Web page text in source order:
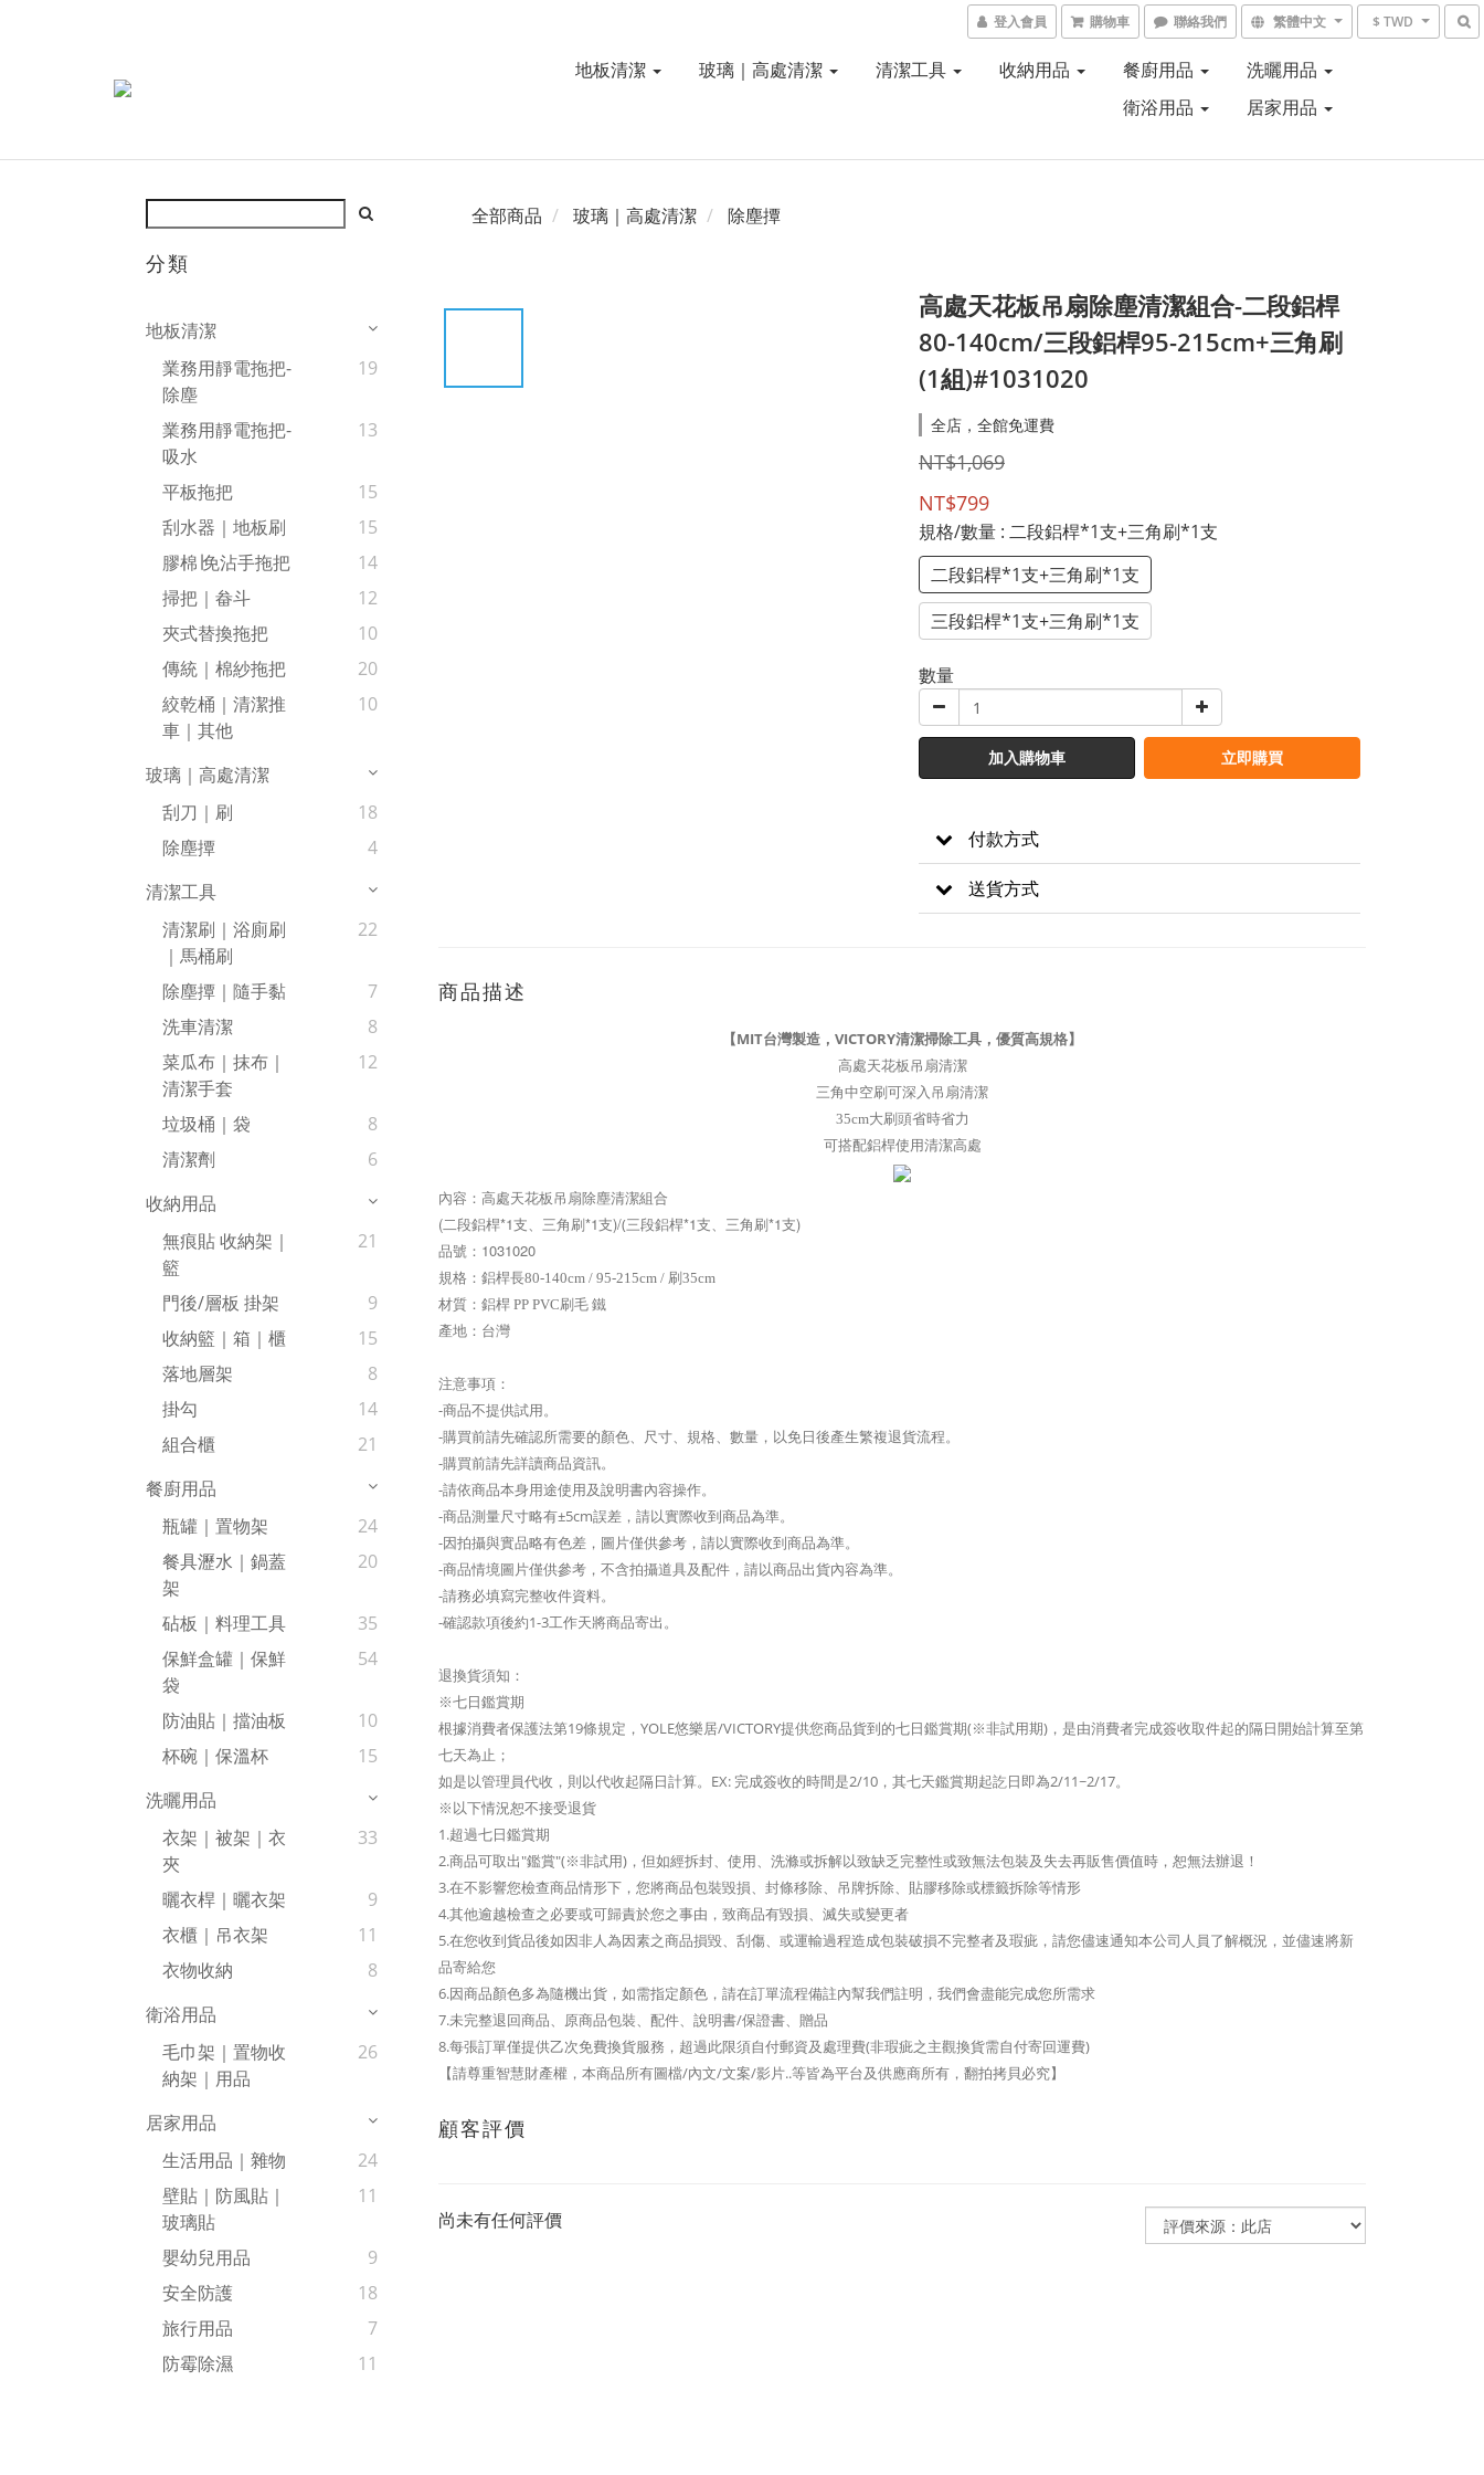
登入會員 購物車 聯絡我們 繁體中文 $ TWD
地板清潔 玻璃｜高處清潔 清潔工具 收納用品 餐廚用品
洗曬用品
衛浴用品
居家用品
分類
地板清潔
業務用靜電拖把-
除塵
19
業務用靜電拖把-
吸水
13
平板拖把
15
刮水器｜地板刷
15
膠棉∣免沾手拖把
14
掃把｜畚斗
12
夾式替換拖把
10
傳統｜棉紗拖把
20
絞乾桶｜清潔推
車｜其他
10
玻璃｜高處清潔
刮刀｜刷
18
除塵撢
4
清潔工具
清潔刷｜浴廁刷
｜馬桶刷
22
除塵撢｜隨手黏
7
洗車清潔
8
菜瓜布｜抹布｜
清潔手套
12
垃圾桶｜袋
8
清潔劑
6
收納用品
無痕貼 收納架｜
籃
21
門後/層板 掛架
9
收納籃｜箱｜櫃
15
落地層架
8
掛勾
14
組合櫃
21
餐廚用品
瓶罐｜置物架
24
餐具瀝水｜鍋蓋
架
20
砧板｜料理工具
35
保鮮盒罐｜保鮮
袋
54
防油貼｜擋油板
10
杯碗｜保溫杯
15
洗曬用品
衣架｜被架｜衣
夾
33
曬衣桿｜曬衣架
9
衣櫃｜吊衣架
11
衣物收納
8
衛浴用品
毛巾架｜置物收
納架｜用品
26
居家用品
生活用品｜雜物
24
壁貼｜防風貼｜
玻璃貼
11
嬰幼兒用品
9
安全防護
18
旅行用品
7
防霉除濕
11
全部商品 玻璃｜高處清潔 除塵撢
高處天花板吊扇除塵清潔組合-二段鋁桿
80-140cm/三段鋁桿95-215cm+三角刷
(1組)#1031020
全店，全館免運費
NT$1,069
NT$799
規格/數量 : 二段鋁桿*1支+三角刷*1支
二段鋁桿*1支+三角刷*1支
三段鋁桿*1支+三角刷*1支
數量
加入購物車 立即購買
付款方式
送貨方式
商品描述
【MIT台灣製造，VICTORY清潔掃除工具，優質高規格】
高處天花板吊扇清潔
三角中空刷可深入吊扇清潔
35cm大刷頭省時省力
可搭配鋁桿使用清潔高處
內容： 高處天花板吊扇除塵清潔組合
(二段鋁桿*1支、三角刷*1支)/(三段鋁桿*1支、 三角刷*1支)
品號： 1031020
規格： 鋁桿長80-140cm / 95-215cm / 刷35cm
材質：鋁桿 PP PVC刷毛 鐵
產地：台灣
注意事項：
-商品不提供試用。
-購買前請先確認所需要的顏色、尺寸、規格、數量，以免日後產生繁複退貨流程。
-購買前請先詳讀商品資訊。
-請依商品本身用途使用及說明書內容操作。
-商品測量尺寸略有±5cm誤差，請以實際收到商品為準。
-因拍攝與實品略有色差，圖片僅供參考，請以實際收到商品為準。
-商品情境圖片僅供參考，不含拍攝道具及配件，請以商品出貨內容為準。
-請務必填寫完整收件資料。
-確認款項後約1-3工作天將商品寄出。
退換貨須知：
※七日鑑賞期
根據消費者保護法第19條規定，YOLE悠樂居/VICTORY提供您商品貨到的七日鑑賞期(※非試用期)，是由消費者完成簽收取件起的隔日開始計算至第
七天為止；
如是以管理員代收，則以代收起隔日計算。EX: 完成簽收的時間是2/10，其七天鑑賞期起訖日即為2/11~2/17。
※以下情況恕不接受退貨
1.超過七日鑑賞期
2.商品可取出"鑑賞"(※非試用)，但如經拆封、使用、洗滌或拆解以致缺乏完整性或致無法包裝及失去再販售價值時，恕無法辦退！
3.在不影響您檢查商品情形下，您將商品包裝毀損、封條移除、吊牌拆除、貼膠移除或標籤拆除等情形
4.其他逾越檢查之必要或可歸責於您之事由，致商品有毀損、滅失或變更者
5.在您收到貨品後如因非人為因素之商品損毀、刮傷、或運輸過程造成包裝破損不完整者及瑕疵，請您儘速通知本公司人員了解概況，並儘速將新
品寄給您
6.因商品顏色多為隨機出貨，如需指定顏色，請在訂單流程備註內幫我們註明，我們會盡能完成您所需求
7.未完整退回商品、原商品包裝、配件、說明書/保證書、贈品
8.每張訂單僅提供乙次免費換貨服務，超過此限須自付郵資及處理費(非瑕疵之主觀換貨需自付寄回運費)
【請尊重智慧財產權，本商品所有圖檔/內文/文案/影片..等皆為平台及供應商所有，翻拍拷貝必究】
顧客評價
尚未有任何評價